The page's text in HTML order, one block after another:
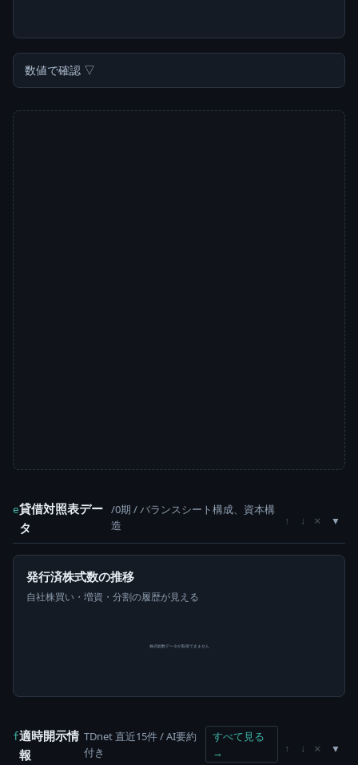
数値で確認 ▽
e貸借対照表デー
タ
/0期 / バランスシート構成、資本構
造
↑ ↓ ×
発行済株式数の推移
自社株買い・増資・分割の履歴が見える
株式総数データが取得できません
f適時開示情
報
TDnet 直近15件 / AI要約
付き
すべて見る
→
↑ ↓ ×